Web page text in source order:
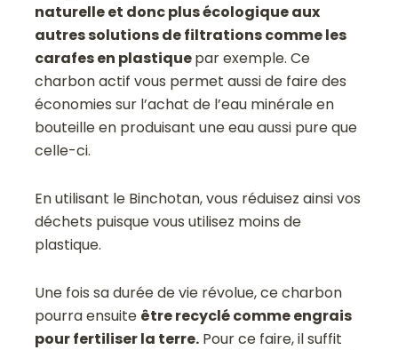
naturelle et donc plus écologique aux
autres solutions de filtrations comme les
carafes en plastiquepar exemple. Ce
charbon actif vous permet aussi de faire des
économies sur l’achat de l’eau minérale en
bouteille en produisant une eau aussi pure que
celle-ci.
En utilisant le Binchotan, vous réduisez ainsi vos
déchets puisque vous utilisez moins de
plastique.
Une fois sa durée de vie révolue, ce charbon
pourra ensuite être recyclé comme engrais
pour fertiliser la terre. Pour ce faire, il suffit